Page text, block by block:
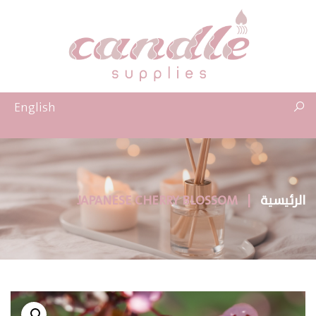
English
الرئيسية JAPANESE CHERRY BLOSSOM